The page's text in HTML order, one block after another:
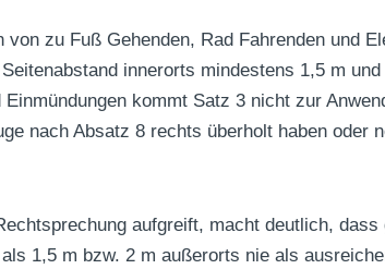
von zu Fuß Gehenden, Rad Fahrenden und
innerorts mindestens 1,5 m
kommt Satz 3 nicht zur
nach Absatz 8 rechts überholt haben oder
aufgreift, macht deutlich, dass
1,5 m bzw. 2 m außerorts nie als